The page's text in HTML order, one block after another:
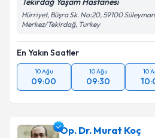
Hürriyet, Büşra Sk. No:20, 59100
Merkez/Tekirdağ, Turkey
En Yakın Saatler
10 Ağu
09:00
10 Ağu
09:30
10
Op. Dr. Murat Koç